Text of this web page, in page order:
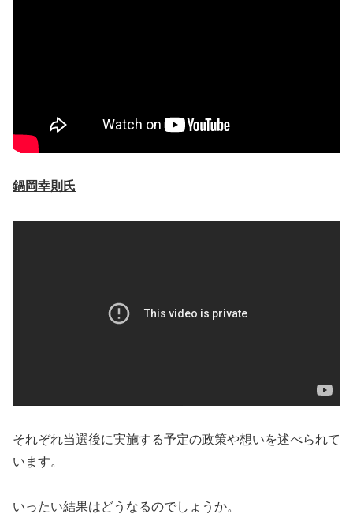
鍋岡幸則氏
それぞれ当選後に実施する予定の政策や想いを述べられて
います。
いったい結果はどうなるのでしょうか。